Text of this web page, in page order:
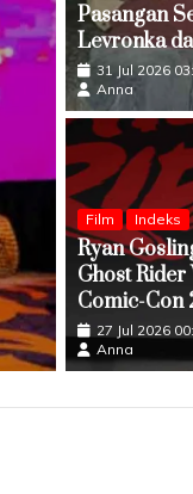
Indeks Musik
Josh
(Wedding
08 Agu 2026
Pasangan
Levronka
31 Jul 2026
Anna
Film Indeks
Ryan
Ghost
Comic-Con
27 Jul 2026
Anna